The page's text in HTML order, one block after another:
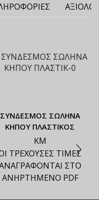
ΣΥΝΔΕΣΜΟΣ ΣΩΛΗΝΑ
ΚΗΠΟΥ ΠΛΑΣΤΙΚΟΣ
ΚΜ
ΤΡΕΧΟΥΣΕΣ ΤΙΜΕΣ
ΣΤΟ
ΑΝΗΡΤΗΜΕΝΟ PDF